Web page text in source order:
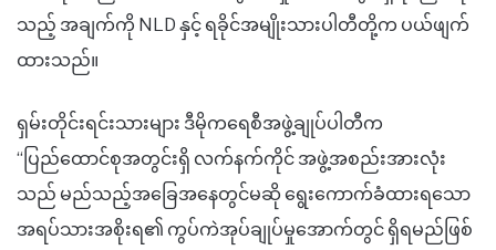
သည့် အချက်ကို NLD နှင့် ရခိုင်အမျိုးသားပါတီတို့က ပယ်ဖျက်
ထားသည်။
ရှမ်းတိုင်းရင်းသားများ ဒီမိုကရေစီအဖွဲ့ချုပ်ပါတီက
“ ပြည်ထောင်စုအတွင်းရှိ လက်နက်ကိုင် အဖွဲ့အစည်းအားလုံး
သည် မည်သည့်အခြေအနေတွင်မဆို ရွေးကောက်ခံထားရသော
အရပ်သားအစိုးရ၏ ကွပ်ကဲအုပ်ချုပ်မှုအောက်တွင် ရှိရမည်ဖြစ်